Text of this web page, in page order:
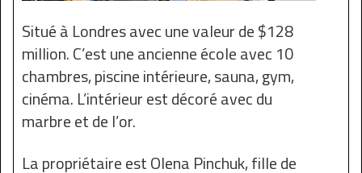
Situé à Londres avec une valeur de $128
million. C’est une ancienne école avec 10
chambres, piscine intérieure, sauna, gym,
cinéma. L’intérieur est décoré avec du
marbre et de l’or.
La propriétaire est Olena Pinchuk, fille de